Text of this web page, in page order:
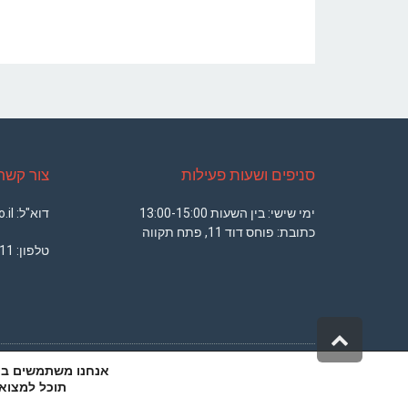
סניפים ושעות פעילות
ימי שישי: בין השעות 13:00-15:00
כתובת: פוחס דוד 11, פתח תקווה
צור
דוא"ל: office@armsport.co.il
טלפון:
אנחנו משתמשים
תוכל
גלילה
לראש